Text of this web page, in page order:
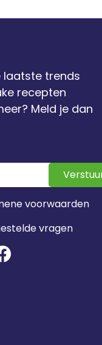
laatste trends
recepten
Meld je dan
voorwaarden
vragen